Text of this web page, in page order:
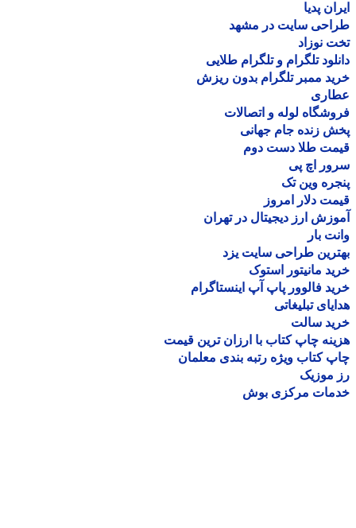
پدیا
سایت در مشهد
نوزاد
تلگرام و تلگرام طلایی
ممبر تلگرام بدون ریزش
لوله و اتصالات
زنده جام جهانی
طلا دست دوم
اچ پی
وین تک
دلار امروز
ارز دیجیتال در تهران
بار
طراحی سایت یزد
مانیتور استوک
فالوور پاپ آپ اینستاگرام
تبلیغاتی
سالت
چاپ کتاب با ارزان ترین قیمت
کتاب ویژه رتبه بندی معلمان
موزیک
مرکزی بوش